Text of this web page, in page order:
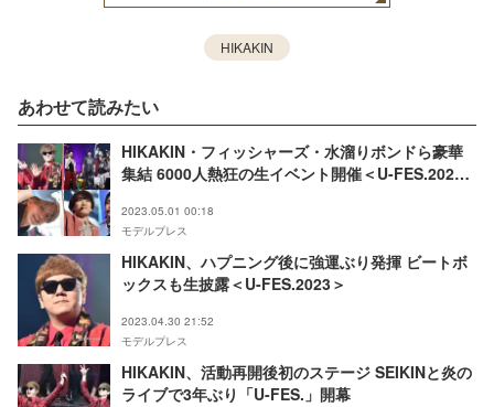
HIKAKIN
あわせて読みたい
HIKAKIN・フィッシャーズ・水溜りボンドら豪華
集結 6000人熱狂の生イベント開催＜U-FES.2023
2023.05.01 00:18
モデルプレス
HIKAKIN、ハプニング後に強運ぶり発揮 ビートボ
ックスも生披露＜U-FES.2023＞
2023.04.30 21:52
モデルプレス
HIKAKIN、活動再開後初のステージ SEIKINと炎の
ライブで3年ぶり「U-FES.」開幕